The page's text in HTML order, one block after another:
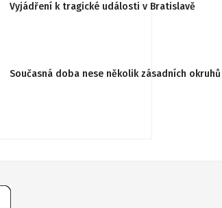
Vyjádření k tragické události v Bratislavě
Současná doba nese několik zásadních